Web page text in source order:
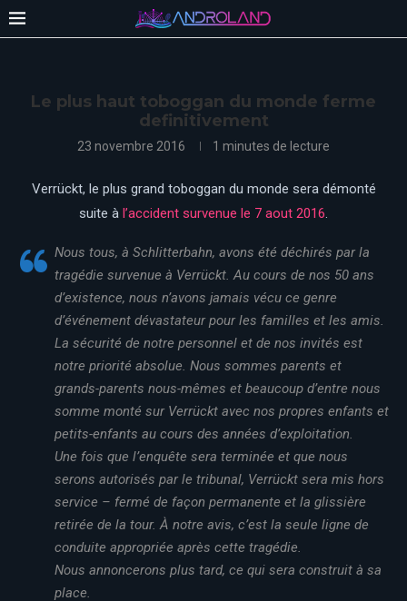
Le plus haut toboggan du monde ferme
definitivement
23 novembre 2016 1 minutes de lecture
Verrückt, le plus grand toboggan du monde sera démonté
suite à l’accident survenue le 7 aout 2016
Nous tous, à Schlitterbahn, avons été déchirés par la
tragédie survenue à Verrückt. Au cours de nos 50 ans
d’existence, nous n’avons jamais vécu ce genre
d’événement dévastateur pour les familles et les amis.
La sécurité de notre personnel et de nos invités est
notre priorité absolue. Nous sommes parents et
grands-parents nous-mêmes et beaucoup d’entre nous
somme monté sur Verrückt avec nos propres enfants et
petits-enfants au cours des années d’exploitation.
Une fois que l’enquête sera terminée et que nous
serons autorisés par le tribunal, Verrückt sera mis hors
service – fermé de façon permanente et la glissière
retirée de la tour. À notre avis, c’est la seule ligne de
conduite appropriée après cette tragédie.
Nous annoncerons plus tard, ce qui sera construit à sa
place.